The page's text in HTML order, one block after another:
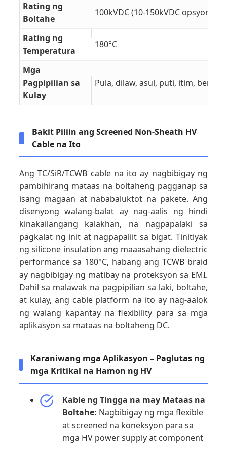
Rating ng
Boltahe
100kVDC (10-150kVDC opsyonal)
Rating ng
Temperatura
180°C
Mga
Pagpipilian sa
Kulay
Pula, dilaw, asul, puti, itim, berde,
Bakit Piliin ang Screened Non-Sheath HV
Cable na Ito
Ang TC/SiR/TCWB cable na ito ay nagbibigay ng
pambihirang mataas na boltaheng pagganap sa
isang magaan at nababaluktot na pakete. Ang
disenyong walang-balat ay nag-aalis ng hindi
kinakailangang kalakhan, na nagpapalaki sa
pagkalat ng init at nagpapaliit sa bigat. Tinitiyak
ng silicone insulation ang maaasahang dielectric
performance sa 180°C, habang ang TCWB braid
ay nagbibigay ng matibay na proteksyon sa EMI.
Dahil sa malawak na pagpipilian sa laki, boltahe,
at kulay, ang cable platform na ito ay nag-aalok
ng walang kapantay na flexibility para sa mga
aplikasyon sa mataas na boltaheng DC.
Karaniwang mga Aplikasyon – Paglutas ng
mga Kritikal na Hamon ng HV
Kable ng Tingga na may Mataas na
Boltahe: Nagbibigay ng mga flexible
at screened na koneksyon para sa
mga HV power supply at component